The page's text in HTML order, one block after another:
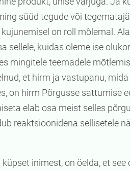
süüd tegude või
on roll mõlemal.
sellele, kuidas oleme ise
mingitele teemadele
et hirm ja vastupanu,
on hirm Põrgusse sattumise
elab osa meist selles
reaktsioonidena sellisetele
inimest, on öelda, et see